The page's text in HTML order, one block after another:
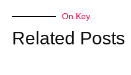
On Key
Related Posts